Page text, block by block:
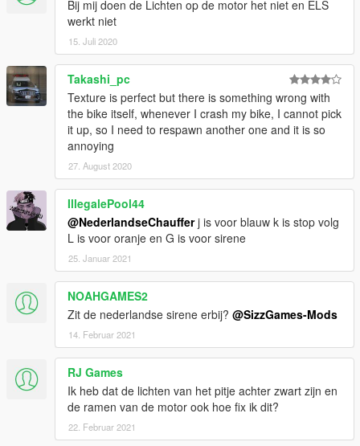
Bij mij doen de Lichten op de motor het niet en ELS
werkt niet
15. Juli 2020
Takashi_pc
Texture is perfect but there is something wrong with
the bike itself, whenever I crash my bike, I cannot pick
it up, so I need to respawn another one and it is so
annoying
27. August 2020
IllegalePool44
@NederlandseChaufferj is voor blauw k is stop volg
L is voor oranje en G is voor sirene
25. Januar 2021
NOAHGAMES2
Zit de nederlandse sirene erbij? @SizzGames-Mods
14. Februar 2021
RJ Games
Ik heb dat de lichten van het pitje achter zwart zijn en
de ramen van de motor ook hoe fix ik dit?
22. Februar 2021